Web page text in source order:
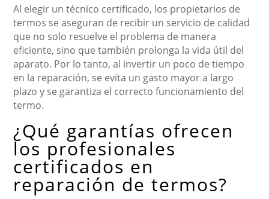
Al elegir un técnico certificado, los propietarios de
termos se aseguran de recibir un servicio de calidad
que no solo resuelve el problema de manera
eficiente, sino que también prolonga la vida útil del
aparato. Por lo tanto, al invertir un poco de tiempo
en la reparación, se evita un gasto mayor a largo
plazo y se garantiza el correcto funcionamiento del
termo.
¿Qué garantías ofrecen
los profesionales
certificados en
reparación de termos?